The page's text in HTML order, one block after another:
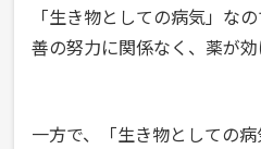
「生き物としての病気」な
善の努力に関係なく、薬が効
一方で、「生き物としての